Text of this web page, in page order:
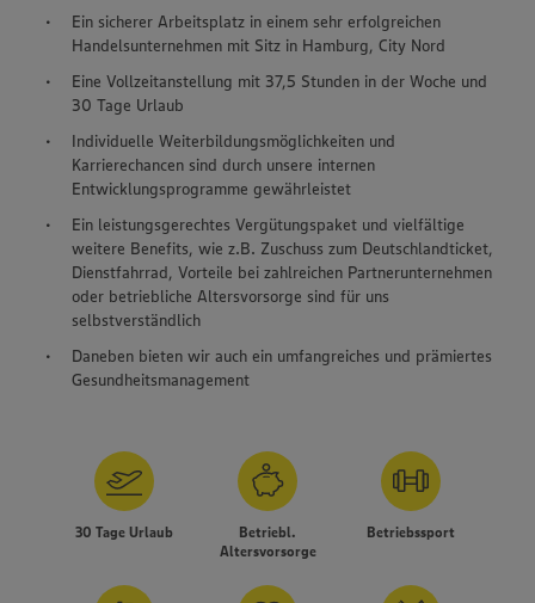
Ein sicherer Arbeitsplatz in einem sehr erfolgreichen
Handelsunternehmen mit Sitz in Hamburg, City Nord
Eine Vollzeitanstellung mit 37,5 Stunden in der Woche und
30 Tage Urlaub
Individuelle Weiterbildungsmöglichkeiten und
Karrierechancen sind durch unsere internen
Entwicklungsprogramme gewährleistet
Ein leistungsgerechtes Vergütungspaket und vielfältige
weitere Benefits, wie z.B. Zuschuss zum Deutschlandticket,
Dienstfahrrad, Vorteile bei zahlreichen Partnerunternehmen
oder betriebliche Altersvorsorge sind für uns
selbstverständlich
Daneben bieten wir auch ein umfangreiches und prämiertes
Gesundheitsmanagement
30 Tage Urlaub
Betriebl.
Altersvorsorge
Betriebssport